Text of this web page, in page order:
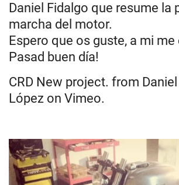
Daniel Fidalgo que resume la
marcha del motor.
Espero que os guste, a mi me
Pasad buen día!
CRD New project. from
López on Vimeo.